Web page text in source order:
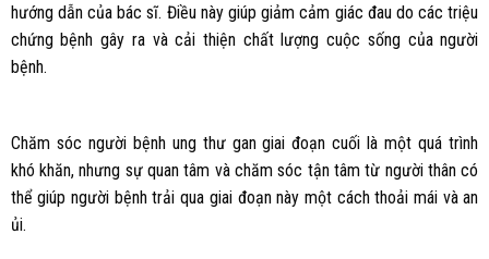
hướng dẫn của bác sĩ. Điều này giúp giảm cảm giác đau do các triệu
chứng bệnh gây ra và cải thiện chất lượng cuộc sống của người
bệnh.
Chăm sóc người bệnh ung thư gan giai đoạn cuối là một quá trình
khó khăn, nhưng sự quan tâm và chăm sóc tận tâm từ người thân có
thể giúp người bệnh trải qua giai đoạn này một cách thoải mái và an
ủi.